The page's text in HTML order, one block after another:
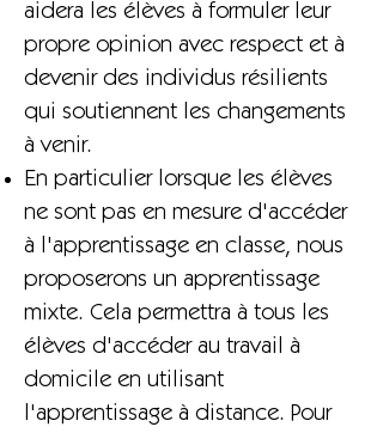
aidera les élèves à formuler leur
propre opinion avec respect et à
devenir des individus résilients
qui soutiennent les changements
à venir.
En particulier lorsque les élèves
ne sont pas en mesure d'accéder
à l'apprentissage en classe, nous
proposerons un apprentissage
mixte. Cela permettra à tous les
élèves d'accéder au travail à
domicile en utilisant
l'apprentissage à distance. Pour